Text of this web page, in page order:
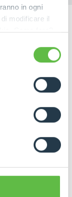
in ogni
modificare il
Come fare?
consenso" e
in ogni
all'interessato ai
procedura.